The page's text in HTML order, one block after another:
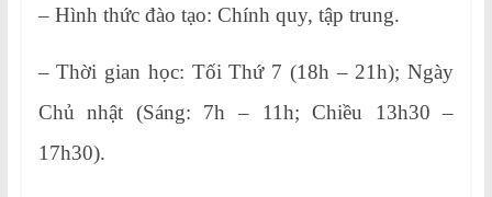
– Hình thức đào tạo: Chính quy, tập trung.
– Thời gian học: Tối Thứ 7 (18h – 21h); Ngày
Chủ nhật (Sáng: 7h – 11h; Chiều 13h30 –
17h30).